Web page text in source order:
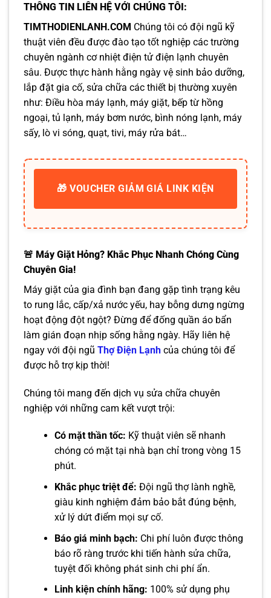
THÔNG TIN LIÊN HỆ VỚI CHÚNG TÔI:
TIMTHODIENLANH.COM Chúng tôi có đội ngũ kỹ
thuật viên đều được đào tạo tốt nghiệp các trường
chuyên ngành cơ nhiệt điện tử điện lạnh chuyên
sâu. Được thực hành hằng ngày vệ sinh bảo dưỡng,
lắp đặt gia cố, sửa chữa các thiết bị thường xuyên
như: Điều hòa máy lạnh, máy giặt, bếp từ hồng
ngoại, tủ lạnh, máy bơm nước, bình nóng lạnh, máy
sấy, lò vi sóng, quạt, tivi, máy rửa bát…
🎁 VOUCHER GIẢM GIÁ LINK KIỆN
🚨 Máy Giặt Hỏng? Khắc Phục Nhanh Chóng Cùng
Chuyên Gia!
Máy giặt của gia đình bạn đang gặp tình trạng kêu
to rung lắc, cấp/xả nước yếu, hay bỗng dưng ngừng
hoạt động đột ngột? Đừng để đống quần áo bẩn
làm gián đoạn nhịp sống hằng ngày. Hãy liên hệ
ngay với đội ngũ Thợ Điện Lạnh của chúng tôi để
được hỗ trợ kịp thời!
Chúng tôi mang đến dịch vụ sửa chữa chuyên
nghiệp với những cam kết vượt trội:
Có mặt thần tốc: Kỹ thuật viên sẽ nhanh
chóng có mặt tại nhà bạn chỉ trong vòng 15
phút.
Khắc phục triệt để: Đội ngũ thợ lành nghề,
giàu kinh nghiệm đảm bảo bắt đúng bệnh,
xử lý dứt điểm mọi sự cố.
Báo giá minh bạch: Chi phí luôn được thông
báo rõ ràng trước khi tiến hành sửa chữa,
tuyệt đối không phát sinh chi phí ẩn.
Linh kiện chính hãng: 100% sử dụng phụ